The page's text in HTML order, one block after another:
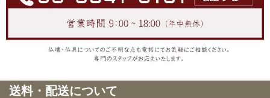
送料・配送について